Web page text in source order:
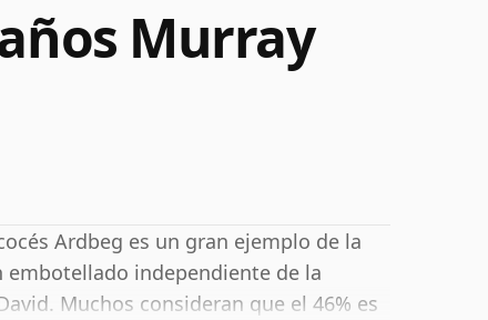
Murray
Ardbeg es un gran ejemplo de la
independiente de la
Muchos consideran que el 46% es